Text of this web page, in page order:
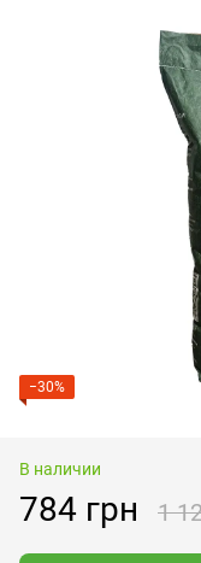
−30%
В наличии
784 грн 1